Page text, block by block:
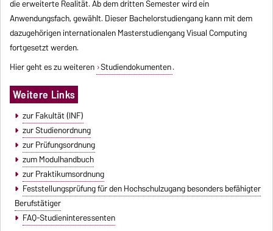
die erweiterte Realität. Ab dem dritten Semester wird ein
Anwendungsfach, gewählt. Dieser Bachelorstudiengang kann mit dem
dazugehörigen internationalen Masterstudiengang Visual Computing
fortgesetzt werden.
Hier geht es zu weiteren Studiendokumenten.
Weitere Links
zur Fakultät (INF)
zur Studienordnung
zur Prüfungsordnung
zum Modulhandbuch
zur Praktikumsordnung
Feststellungsprüfung für den Hochschulzugang besonders befähigter
Berufstätiger
FAQ-Studieninteressenten